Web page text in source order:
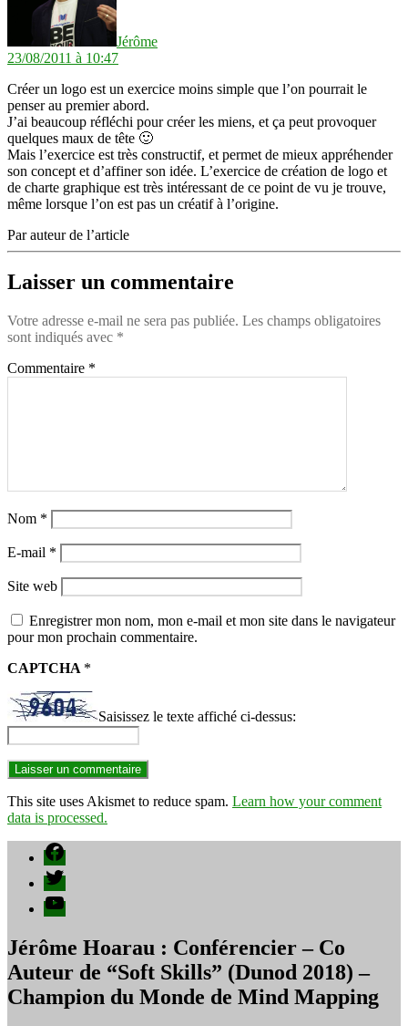
Jérôme
23/08/2011 à 10:47
Créer un logo est un exercice moins simple que l’on pourrait le
penser au premier abord.
J’ai beaucoup réfléchi pour créer les miens, et ça peut provoquer
quelques maux de tête 🙂
Mais l’exercice est très constructif, et permet de mieux appréhender
son concept et d’affiner son idée. L’exercice de création de logo et
de charte graphique est très intéressant de ce point de vu je trouve,
même lorsque l’on est pas un créatif à l’origine.
Par auteur de l’article
Laisser un commentaire
Votre adresse e-mail ne sera pas publiée. Les champs obligatoires
sont indiqués avec *
Commentaire *
Nom *
E-mail *
Site web
Enregistrer mon nom, mon e-mail et mon site dans le navigateur
pour mon prochain commentaire.
CAPTCHA *
Saisissez le texte affiché ci-dessus:
This site uses Akismet to reduce spam. Learn how your comment
data is processed.
Facebook
Twitter
YouTube
Jérôme Hoarau : Conférencier – Co
Auteur de “Soft Skills” (Dunod 2018) –
Champion du Monde de Mind Mapping